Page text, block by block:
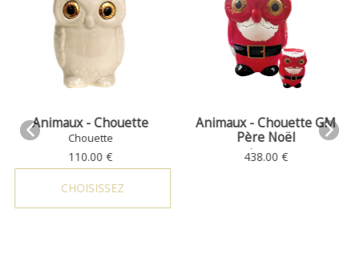
Animaux - Chouette GM
Chouette -